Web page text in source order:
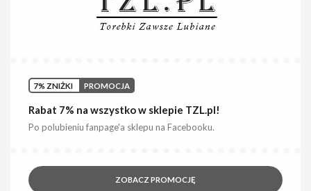
7% ZNIŻKI PROMOCJA
Rabat 7% na wszystko w sklepie TZL.pl!
Po polubieniu fanpage'a sklepu na Facebooku.
ZOBACZ PROMOCJĘ